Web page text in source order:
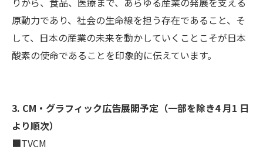
原動力であり、社会の生命線を担う存在であること、そ
して、日本の産業の未来を動かしていくことこそが日本
酸素の使命であることを印象的に伝えています。
3. CM・グラフィック広告展開予定（一部を除き4 月1 日
より順次）
■TVCM